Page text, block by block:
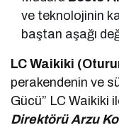
ve teknolojinin
baştan aşağı
LC Waikiki
perakendenin ve
Gücü” LC Waikiki
Direktörü Arzu